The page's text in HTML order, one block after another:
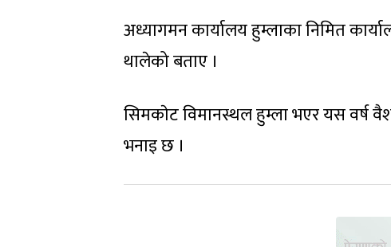
अध्यागमन कार्यालय हुम्लाका निमित
थालेको बताए ।
सिमकाेट विमानस्थल हुम्ला भएर यस वर्ष
भनाइ छ ।